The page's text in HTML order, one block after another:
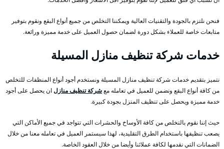
فنحن نلتزم بالجودة والتقنيات العالية ويمكننا التخلص من جميع أنواع البقع ونقوم بتوفير
متابعات خاصة للعملاء بشكل دورة لضمان حصول العميل على خدمة مميزة ورائعة.
خدمات شركة تنظيف منازل المسيلة
نتميز بتقديم خدمات شركة تنظيف منازل المسيلة ونستخدم أجود أنواع المنظفات للتخلص
من كافة أنواع البقع ونضمن للعميل في تعامله معشركة تنظيف منازلان يحصل على أجود
خدمة مميزة ويحصل على تنظيف المنزل بجودة كبيرة.
حيث إننا نقوم بالتخلص من كافة الأوساخ والحشرات التي تتواجد في جميع الأماكن التي
يصعب تنظيفها باستخدام الطرق التقليدية، لهذا سيستمر العميل في تعامله معنا من خلال
الضمانات التي نقدمها لكافة عملائنا وأيضا من خلال العقود الخاصة.